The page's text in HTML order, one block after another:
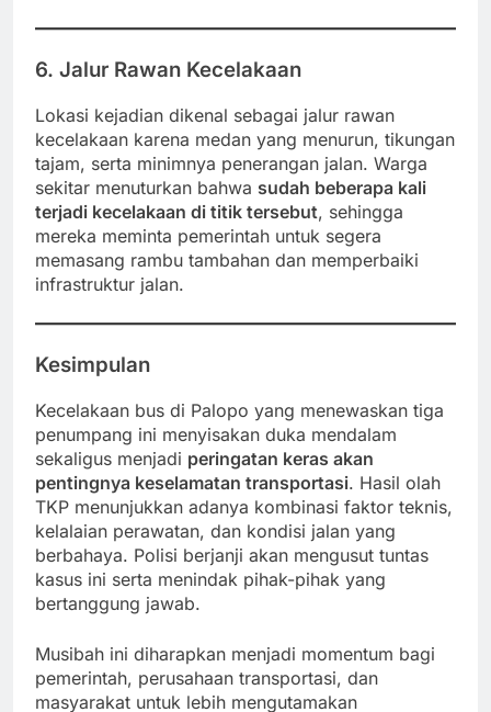
6. Jalur Rawan Kecelakaan
Lokasi kejadian dikenal sebagai jalur rawan
kecelakaan karena medan yang menurun, tikungan
tajam, serta minimnya penerangan jalan. Warga
sekitar menuturkan bahwa sudah beberapa kali
terjadi kecelakaan di titik tersebut, sehingga
mereka meminta pemerintah untuk segera
memasang rambu tambahan dan memperbaiki
infrastruktur jalan.
Kesimpulan
Kecelakaan bus di Palopo yang menewaskan tiga
penumpang ini menyisakan duka mendalam
sekaligus menjadi peringatan keras akan
pentingnya keselamatan transportasi. Hasil olah
TKP menunjukkan adanya kombinasi faktor teknis,
kelalaian perawatan, dan kondisi jalan yang
berbahaya. Polisi berjanji akan mengusut tuntas
kasus ini serta menindak pihak-pihak yang
bertanggung jawab.
Musibah ini diharapkan menjadi momentum bagi
pemerintah, perusahaan transportasi, dan
masyarakat untuk lebih mengutamakan